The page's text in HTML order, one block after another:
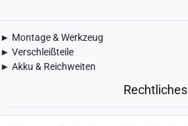
► Montage & Werkzeug
► Verschleißteile
► Akku & Reichweiten
Rechtliches